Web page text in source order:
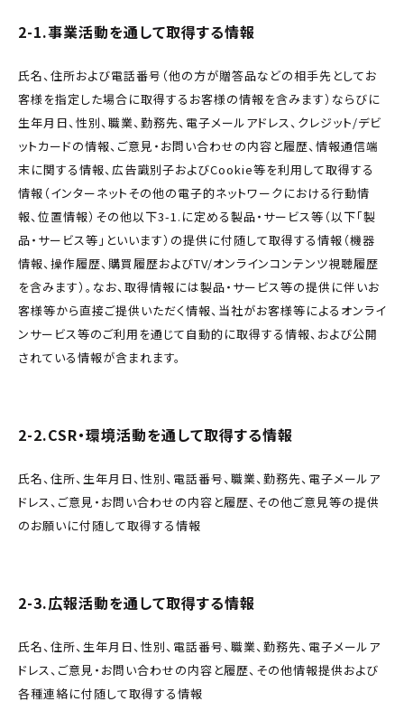
2-1.事業活動を通して取得する情報
氏名、住所および電話番号（他の方が贈答品などの相手先としてお
客様を指定した場合に取得するお客様の情報を含みます）ならびに
生年月日、性別、職業、勤務先、電子メールアドレス、クレジット/デビ
ットカードの情報、ご意見・お問い合わせの内容と履歴、情報通信端
末に関する情報、広告識別子およびCookie等を利用して取得する
情報（インターネットその他の電子的ネットワークにおける行動情
報、位置情報）その他以下3-1.に定める製品・サービス等（以下「製
品・サービス等」といいます）の提供に付随して取得する情報（機器
情報、操作履歴、購買履歴およびTV/オンラインコンテンツ視聴履歴
を含みます）。なお、取得情報には製品・サービス等の提供に伴いお
客様等から直接ご提供いただく情報、当社がお客様等によるオンライ
ンサービス等のご利用を通じて自動的に取得する情報、および公開
されている情報が含まれます。
2-2.CSR・環境活動を通して取得する情報
氏名、住所、生年月日、性別、電話番号、職業、勤務先、電子メールア
ドレス、ご意見・お問い合わせの内容と履歴、その他ご意見等の提供
のお願いに付随して取得する情報
2-3.広報活動を通して取得する情報
氏名、住所、生年月日、性別、電話番号、職業、勤務先、電子メールア
ドレス、ご意見・お問い合わせの内容と履歴、その他情報提供および
各種連絡に付随して取得する情報